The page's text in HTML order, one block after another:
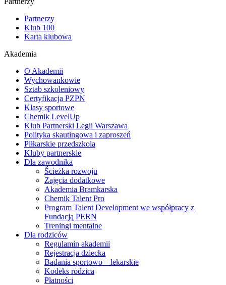
Partnerzy
Klub 100
Karta klubowa
Akademia
O Akademii
Wychowankowie
Sztab szkoleniowy
Certyfikacja PZPN
Klasy sportowe
Chemik LevelUp
Klub Partnerski Legii Warszawa
Polityka skautingowa i zaproszeń
Piłkarskie przedszkola
Kluby partnerskie
Dla zawodnika
Ścieżka rozwoju
Zajęcia dodatkowe
Akademia Bramkarska
Chemik Talent Pro
Program Talent Development we współpracy z
Fundacją PERN
Treningi mentalne
Dla rodziców
Regulamin akademii
Rejestracja dziecka
Badania sportowo – lekarskie
Kodeks rodzica
Płatności